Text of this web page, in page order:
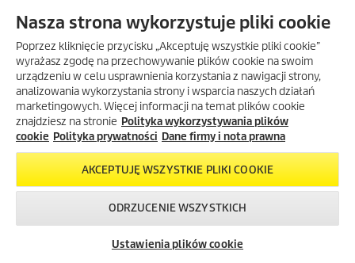
sklepie
internetowym
Nasza strona wykorzystuje pliki cookie
Poprzez kliknięcie przycisku „Akceptuję wszystkie pliki cookie”
wyrażasz zgodę na przechowywanie plików cookie na swoim
urządzeniu w celu usprawnienia korzystania z nawigacji strony,
analizowania wykorzystania strony i wsparcia naszych działań
marketingowych. Więcej informacji na temat plików cookie
znajdziesz na stronie Polityka wykorzystywania plików
cookie Polityka prywatności Dane firmy i nota prawna
AKCEPTUJĘ WSZYSTKIE PLIKI COOKIE
ODRZUCENIE WSZYSTKICH
Ustawienia plików cookie